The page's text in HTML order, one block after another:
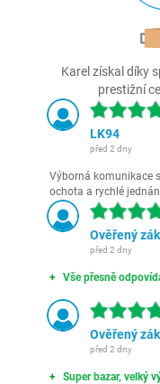
Karel získal díky
prestižní
LK94
před 2 dny
Výborná komunikace
ochota a rychlé
Ověřený
před 2 dny
Vše přesně
Ověřený
před 2 dny
Super bazar, velký